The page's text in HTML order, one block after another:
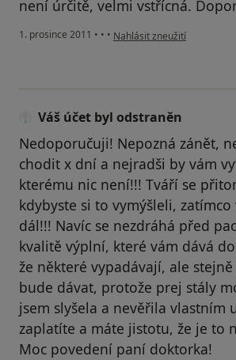
není úrčitě, velmi vstřícná.
1. prosince 2011 • • • podle názoru uživatele
Nahlásit zneužití
Váš účet byl odstraněn
Nedoporučuji! Nepozná zánět,
chodit x dní a nejradši by vám
kterému nic není!!! Tváří se
kdybyste si to vymýšleli, zatímco
dál!!! Navíc se nezdráhá před
kvalitě výplní, které vám dává
že některé vypadávají, ale
bude dávat, protože prej stály
jsem slyšela a nevěřila vlastním
zaplatíte a máte jistotu, že je to
Moc povedení paní doktorka!